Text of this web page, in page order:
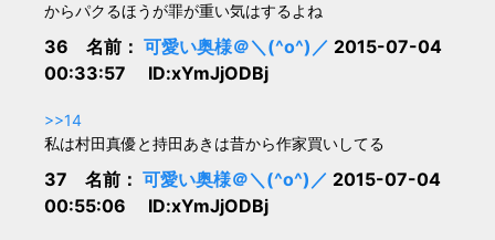
からパクるほうが罪が重い気はするよね
36 名前： 可愛い奥様＠＼(^o^)／ 2015-07-04
00:33:57 ID:xYmJjODBj
>>14
私は村田真優と持田あきは昔から作家買いしてる
37 名前： 可愛い奥様＠＼(^o^)／ 2015-07-04
00:55:06 ID:xYmJjODBj